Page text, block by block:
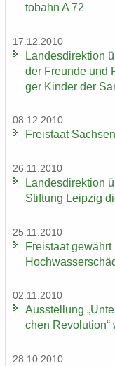
to­bahn A 72
17.12.2010
Lan­des­di­rek­ti­on
der Freun­de und
ger Kin­der der
08.12.2010
Frei­staat
26.11.2010
Lan­des­di­rek­ti­on
Stiftung Leip­zig
25.11.2010
Frei­staat
02.11.2010
Aus­stel­lung
chen Re­vo­lu­ti­on“
28.10.2010